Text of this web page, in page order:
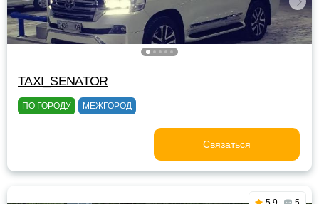
TAXI_SENATOR
ПО ГОРОДУ МЕЖГОРОД
Связаться